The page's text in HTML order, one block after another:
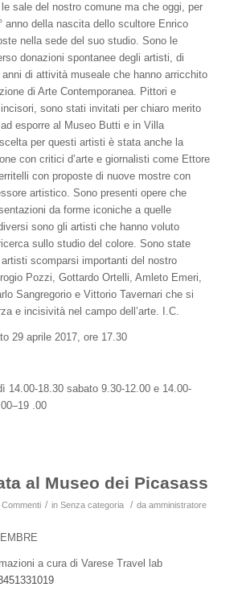
sale del nostro comune ma che oggi, per
anno della nascita dello scultore Enrico
nella sede del suo studio. Sono le
donazioni spontanee degli artisti, di
di attività museale che hanno arricchito
di Arte Contemporanea. Pittori e
sono stati invitati per chiaro merito
esporre al Museo Butti e in Villa
scelta per questi artisti è stata anche la
con critici d’arte e giornalisti come Ettore
con proposte di nuove mostre con
artistico. Sono presenti opere che
da forme iconiche a quelle
sono gli artisti che hanno voluto
sullo studio del colore. Sono state
scomparsi importanti del nostro
Pozzi, Gottardo Ortelli, Amleto Emeri,
Sangregorio e Vittorio Tavernari che si
e incisività nel campo dell’arte. I.C.
29 aprile 2017, ore 17.30
14.00-18.30 sabato 9.30-12.00 e 14.00-
.00
al Museo dei Picasass
Commenti / in Senza categoria / da amministratore
a cura di Varese Travel lab